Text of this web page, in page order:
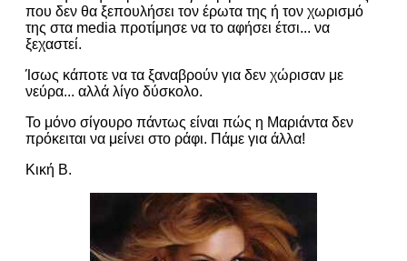
που δεν θα ξεπουλήσει τον έρωτα της ή τον χωρισμό
της στα media προτίμησε να το αφήσει έτσι... να
ξεχαστεί.
Ίσως κάποτε να τα ξαναβρούν για δεν χώρισαν με
νεύρα... αλλά λίγο δύσκολο.
Το μόνο σίγουρο πάντως είναι πώς η Μαριάντα δεν
πρόκειται να μείνει στο ράφι. Πάμε για άλλα!
Κική Β.